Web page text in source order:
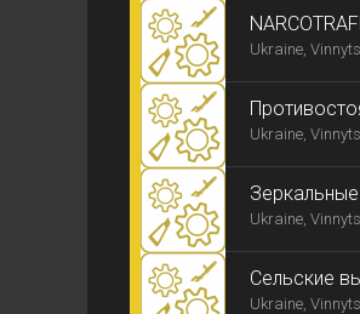
Ukraine,
Ukraine,
Ukraine,
Сельские
Ukraine,